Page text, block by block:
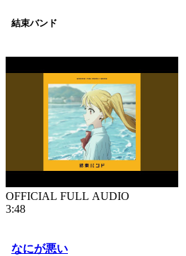
結束バンド
OFFICIAL FULL AUDIO
3:48
なにが悪い